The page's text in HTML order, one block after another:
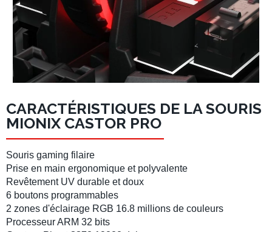
CARACTÉRISTIQUES DE LA SOURIS
MIONIX CASTOR PRO
Souris gaming filaire
Prise en main ergonomique et polyvalente
Revêtement UV durable et doux
6 boutons programmables
2 zones d'éclairage RGB 16.8 millions de couleurs
Processeur ARM 32 bits